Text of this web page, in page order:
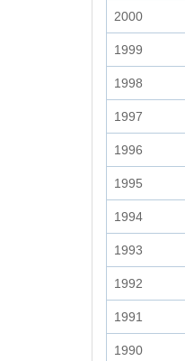
2000
1999
1998
1997
1996
1995
1994
1993
1992
1991
1990